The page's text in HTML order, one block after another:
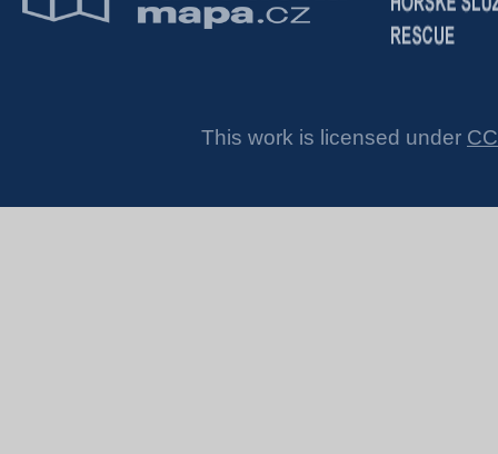
This work is licensed under